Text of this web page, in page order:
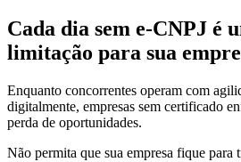
Cada dia sem e-CNPJ é
limitação para sua
Enquanto concorrentes operam com
digitalmente, empresas sem certificado
perda de oportunidades.
Não permita que sua empresa fique para